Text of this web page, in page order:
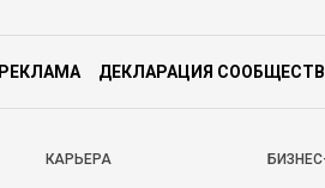
РЕКЛАМА ДЕКЛАРАЦИЯ
КАРЬЕРА